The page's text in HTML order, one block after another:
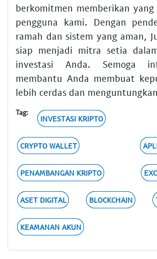
berkomitmen memberikan
pengguna kami. Dengan
ramah dan sistem yang aman,
siap menjadi mitra setia
investasi Anda. Semoga
membantu Anda membuat
lebih cerdas dan
Tag:
INVESTASI KRIPTO
CRYPTO WALLET
PENAMBANGAN KRIPTO
ASET DIGITAL BLOCKCHAIN
KEAMANAN AKUN